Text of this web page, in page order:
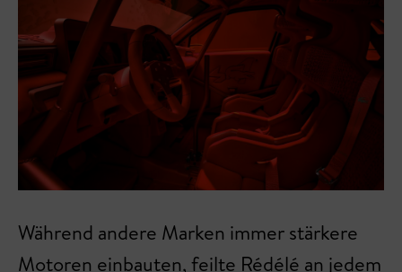
Während andere Marken immer stärkere
Motoren einbauten, feilte Rédélé an jedem